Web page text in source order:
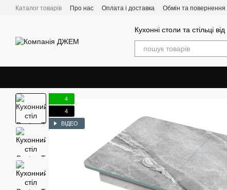
Перейти до основного контенту
Каталог товарів Про нас Оплата і доставка Обмін та повернення
Кухонні столи та стільці
4
4
ВІДЕО